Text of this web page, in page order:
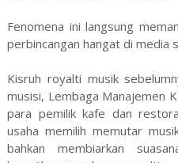
Fenomena ini langsung
perbincangan hangat di media
Kisruh royalti musik
musisi, Lembaga Manajemen
para pemilik kafe dan
usaha memilih memutar
bahkan membiarkan